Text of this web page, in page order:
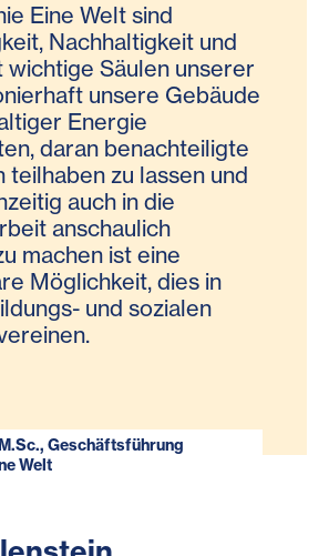
Eine Welt sind
Nachhaltigkeit und
wichtige Säulen unserer
unsere Gebäude
Energie
daran benachteiligte
teilhaben zu lassen und
auch in die
anschaulich
machen ist eine
Möglichkeit, dies in
und sozialen
Geschäftsführung
Welt